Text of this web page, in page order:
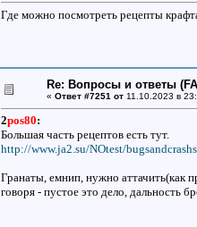
Где можно посмотреть рецепты
Re: Вопросы и ответы
« Ответ #7251 от11.10.2023 в
2pos80:
Большая часть рецептов есть тут.
http://www.ja2.su/NOtest/
Гранаты, емнип, нужно аттачить(как
говоря - пустое это дело, дальность